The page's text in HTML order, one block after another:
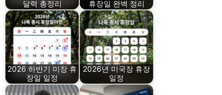
달력 총정리
휴장일 완벽 정리
2026 하반기 미장 휴
장일 일정
2026년 미국장 휴장
일정